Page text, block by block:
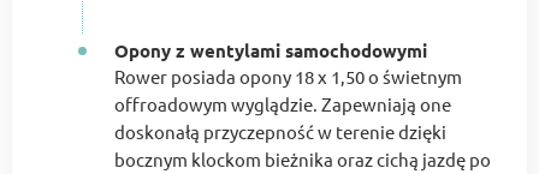
Opony z wentylami samochodowymi
Rower posiada opony 18 x 1,50 o świetnym
offroadowym wyglądzie. Zapewniają one
doskonałą przyczepność w terenie dzięki
bocznym klockom bieżnika oraz cichą jazdę po